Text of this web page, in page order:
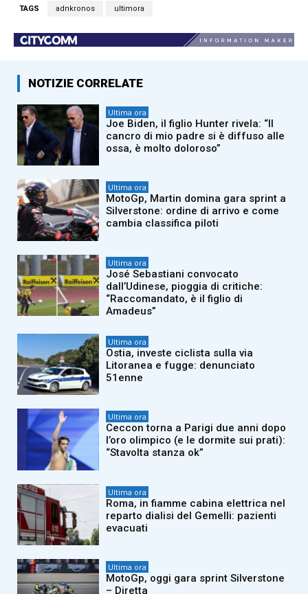
TAGS adnkronos ultimora
NOTIZIE CORRELATE
Ultima ora
Joe Biden, il figlio Hunter rivela: “Il
cancro di mio padre si è diffuso alle
ossa, è molto doloroso”
Ultima ora
MotoGp, Martin domina gara sprint a
Silverstone: ordine di arrivo e come
cambia classifica piloti
Ultima ora
José Sebastiani convocato
dall’Udinese, pioggia di critiche:
“Raccomandato, è il figlio di
Amadeus”
Ultima ora
Ostia, investe ciclista sulla via
Litoranea e fugge: denunciato
51enne
Ultima ora
Ceccon torna a Parigi due anni dopo
l’oro olimpico (e le dormite sui prati):
“Stavolta stanza ok”
Ultima ora
Roma, in fiamme cabina elettrica nel
reparto dialisi del Gemelli: pazienti
evacuati
Ultima ora
MotoGp, oggi gara sprint Silverstone
– Diretta